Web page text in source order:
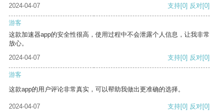
2024-04-07 支持[0] 反对[0]
游客
这款加速器app的安全性很高，使用过程中不会泄露个人信息，让我非常
放心。
2024-04-07
支持[0] 反对[0]
游客
这款app的用户评论非常真实，可以帮助我做出更准确的选择。
2024-04-07 支持[0] 反对[0]